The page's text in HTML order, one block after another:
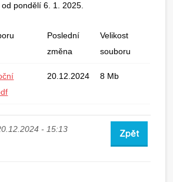
pondělí 6. 1. 2025.
Poslední
změna
Velikost
souboru
20.12.2024 8 Mb
- 15:13 Zpět